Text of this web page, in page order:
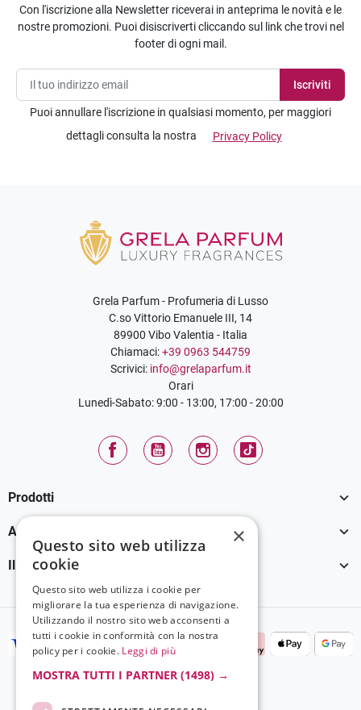
Con l'iscrizione alla Newsletter riceverai in anteprima le novità e le
nostre promozioni. Puoi disiscriverti cliccando sul link che trovi nel
footer di ogni mail.
Puoi annullare l'iscrizione in qualsiasi momento, per maggiori
dettagli consulta la nostra
Privacy Policy
Grela Parfum - Profumeria di Lusso
C.so Vittorio Emanuele III, 14
89900 Vibo Valentia - Italia
Chiamaci:+39 0963 544759
Scrivici: info@grelaparfum.it
Orari
Lunedì-Sabato: 9:00 - 13:00, 17:00 - 20:00
FacebookYouTube InstagramTikTok
Prodotti 
Assistenza Clienti 
Il tuo account 
×
Questo sito web utilizza
cookie
Questo sito web utilizza i cookie per
migliorare la tua esperienza di navigazione.
Utilizzando il nostro sito web acconsenti a
tutti i cookie in conformità con la nostra
policy per i cookie. Leggi di più
MOSTRA TUTTI I PARTNER (1498) →